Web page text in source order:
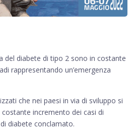
del diabete di tipo 2 sono in costante
rappresentando un’emergenza
che nei paesi in via di sviluppo si
incremento dei casi di
diabete conclamato.